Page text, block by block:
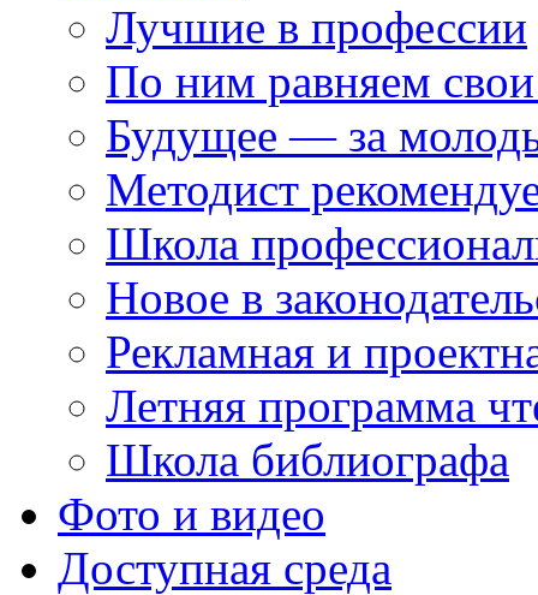
Лучшие в профессии
По ним равняем
Будущее — за
Методист
Школа
Новое в
Рекламная и
Летняя программа
Школа библиографа
Фото и видео
Доступная среда